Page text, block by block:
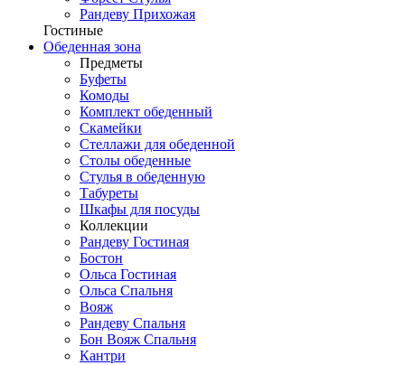
Рандеву Прихожая
Гостиные
Обеденная зона
Предметы
Буфеты
Комоды
Комплект обеденный
Скамейки
Стеллажи для обеденной
Столы обеденные
Стулья в обеденную
Табуреты
Шкафы для посуды
Коллекции
Рандеву Гостиная
Бостон
Ольса Гостиная
Ольса Спальня
Вояж
Рандеву Спальня
Бон Вояж Спальня
Кантри